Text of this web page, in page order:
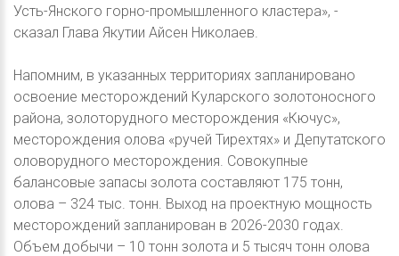
Усть-Янского горно-промышленного кластера», -
сказал Глава Якутии Айсен Николаев.
Напомним, в указанных территориях запланировано
освоение месторождений Куларского золотоносного
района, золоторудного месторождения «Кючус»,
месторождения олова «ручей Тирехтях» и Депутатского
оловорудного месторождения. Совокупные
балансовые запасы золота составляют 175 тонн,
олова – 324 тыс. тонн. Выход на проектную мощность
месторождений запланирован в 2026-2030 годах.
Объем добычи – 10 тонн золота и 5 тысяч тонн олова